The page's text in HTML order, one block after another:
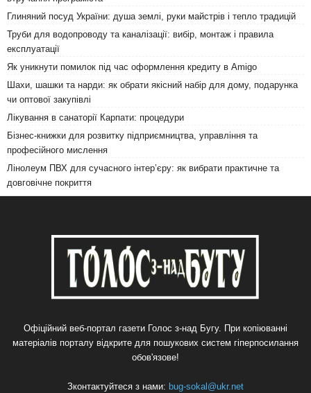
Глиняний посуд України: душа землі, руки майстрів і тепло традицій
Труби для водопроводу та каналізації: вибір, монтаж і правила
експлуатації
Як уникнути помилок під час оформлення кредиту в Amigo
Шахи, шашки та нарди: як обрати якісний набір для дому, подарунка
чи оптової закупівлі
Лікування в санаторії Карпати: процедури
Бізнес-книжки для розвитку підприємництва, управління та
професійного мислення
Лінолеум ПВХ для сучасного інтер’єру: як вибрати практичне та
довговічне покриття
Офіційний веб-портал газети Голос з-над Бугу. При копіюванні
матеріалів порталу відкрите для пошукових систем гіперпосилання
обов'язове!
Зконтактуйтеся з нами: bug-sokal@ukr.net